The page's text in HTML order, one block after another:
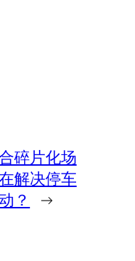
碎片化场
解决停车
？
→